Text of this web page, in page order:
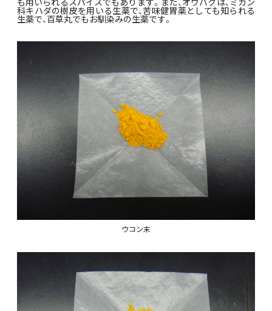
科キハダの樹皮を用いる生薬で、苦味健胃薬としても知られる
生薬で、百草丸でもお馴染みの生薬です。
ウコン末